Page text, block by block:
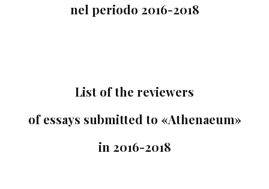
nel periodo 2016-2018
List of the reviewers
of essays submitted to «Athenaeum»
in 2016-2018